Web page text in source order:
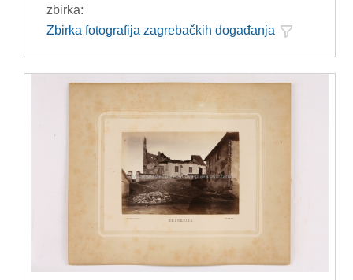
zbirka:
Zbirka fotografija zagrebačkih događanja